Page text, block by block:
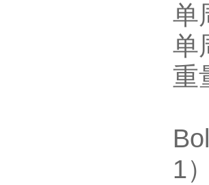
单
单
重
1